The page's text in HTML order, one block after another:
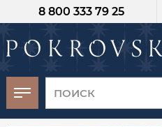
8 800 333 79 25
-30%
от 15 дней с
момента оплаты